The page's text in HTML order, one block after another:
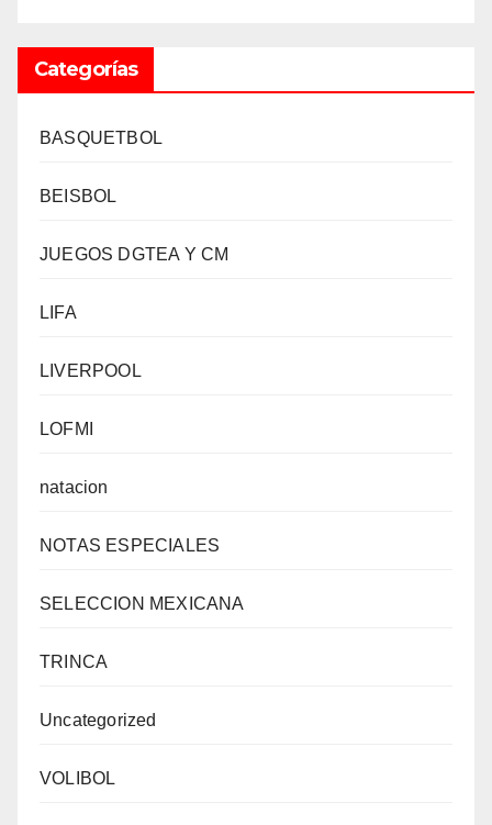
Categorías
BASQUETBOL
BEISBOL
JUEGOS DGTEA Y CM
LIFA
LIVERPOOL
LOFMI
natacion
NOTAS ESPECIALES
SELECCION MEXICANA
TRINCA
Uncategorized
VOLIBOL